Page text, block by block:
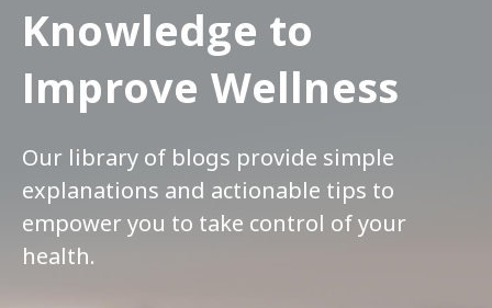
Knowledge to
Improve Wellness
Our library of blogs provide simple
explanations and actionable tips to
empower you to take control of your
health.